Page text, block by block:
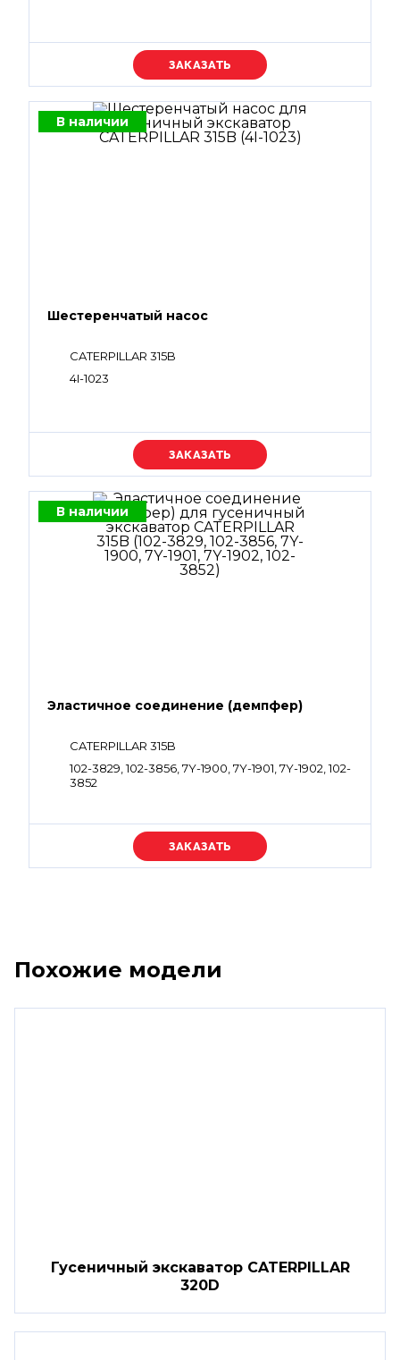
Уточняйте цену
В наличии
Шестеренчатый насос
CATERPILLAR 315B
4I-1023
Уточняйте цену
В наличии
Эластичное соединение (демпфер)
CATERPILLAR 315B
102-3829, 102-3856, 7Y-1900, 7Y-1901, 7Y-1902, 102-
3852
Уточняйте цену
Похожие модели
Гусеничный экскаватор CATERPILLAR
320D